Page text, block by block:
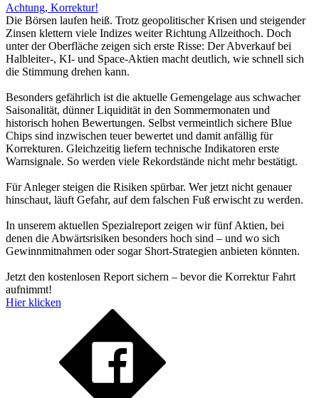
Achtung, Korrektur!
Die Börsen laufen heiß. Trotz geopolitischer Krisen und steigender
Zinsen klettern viele Indizes weiter Richtung Allzeithoch. Doch
unter der Oberfläche zeigen sich erste Risse: Der Abverkauf bei
Halbleiter-, KI- und Space-Aktien macht deutlich, wie schnell sich
die Stimmung drehen kann.
Besonders gefährlich ist die aktuelle Gemengelage aus schwacher
Saisonalität, dünner Liquidität in den Sommermonaten und
historisch hohen Bewertungen. Selbst vermeintlich sichere Blue
Chips sind inzwischen teuer bewertet und damit anfällig für
Korrekturen. Gleichzeitig liefern technische Indikatoren erste
Warnsignale. So werden viele Rekordstände nicht mehr bestätigt.
Für Anleger steigen die Risiken spürbar. Wer jetzt nicht genauer
hinschaut, läuft Gefahr, auf dem falschen Fuß erwischt zu werden.
In unserem aktuellen Spezialreport zeigen wir fünf Aktien, bei
denen die Abwärtsrisiken besonders hoch sind – und wo sich
Gewinnmitnahmen oder sogar Short-Strategien anbieten könnten.
Jetzt den kostenlosen Report sichern – bevor die Korrektur Fahrt
aufnimmt!
Hier klicken